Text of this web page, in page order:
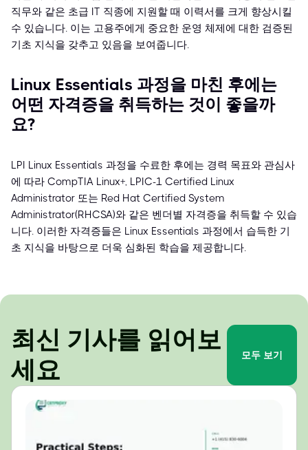
직무와 같은 초급 IT 직종에 지원할 때 이력서를 크게 향상시킬
수 있습니다. 이는 고용주에게 중요한 운영 체제에 대한 검증된
기초 지식을 갖추고 있음을 보여줍니다.
Linux Essentials 과정을 마친 후에는
어떤 자격증을 취득하는 것이 좋을까
요?
LPI Linux Essentials 과정을 수료한 후에는 경력 목표와 관심사
에 따라 CompTIA Linux+, LPIC-1 Certified Linux
Administrator 또는 Red Hat Certified System
Administrator(RHCSA)와 같은 벤더별 자격증을 취득할 수 있습
니다. 이러한 자격증들은 Linux Essentials 과정에서 습득한 기
초 지식을 바탕으로 더욱 심화된 학습을 제공합니다.
최신 기사를 읽어보
세요
모두 보기